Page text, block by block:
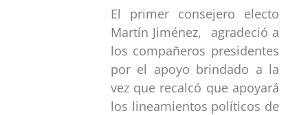
El primer consejero electo
Martín Jiménez, agradeció a
los compañeros presidentes
por el apoyo brindado a la
vez que recalcó que apoyará
los lineamientos políticos de